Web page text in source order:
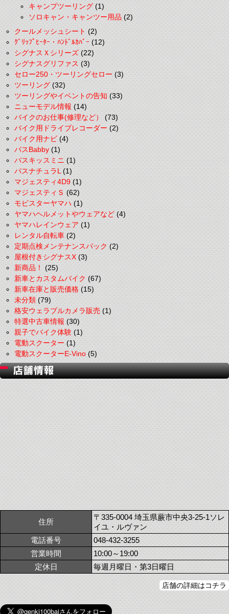
キャンプツーリング(1)
ソロキャン・キャンツー用品(2)
クールメッシュシート(2)
ｸﾞﾘｯﾌﾟﾋｰﾀｰ・ﾊﾝﾄﾞﾙｶﾊﾞｰ(12)
シグナスＸシリーズ(22)
シグナスグリファス(3)
セロー250・ツーリングセロー(3)
ツーリング(32)
ツーリングやイベントの告知(33)
ニューモデル情報(14)
バイクのお仕事(修理など）(73)
バイク用ドライブレコーダー(2)
バイク用ナビ(4)
パスBabby(1)
パスキッスミニ(1)
パスナチュラL(1)
マジェスティ4D9(1)
マジェスティＳ(62)
モビスターヤマハ(1)
ヤマハヘルメットやウェアなど(4)
ヤマハレインウェア(1)
レンタル自転車(2)
定期点検メンテナンスパック(2)
屋根付きシグナスX(3)
新商品！(25)
新車とカスタムバイク(67)
新車在庫と販売価格(15)
未分類(79)
格安ウェラブルカメラ販売(1)
特選中古車情報(30)
親子でバイク体験(1)
電動スクーター(1)
電動スクーターE-Vino(5)
住所
〒335-0004 埼玉県蕨市中央3-25-1ソレ
イユ・ルヴァン
電話番号
048-432-3255
営業時間
10:00～19:00
定休日
毎週月曜日・第3日曜日
店舗の詳細はコチラ